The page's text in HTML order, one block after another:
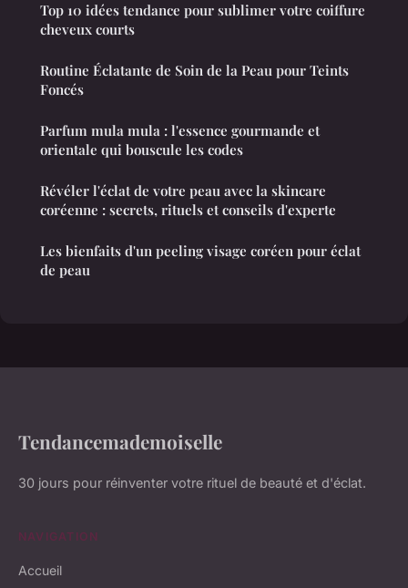
Top 10 idées tendance pour sublimer votre coiffure
cheveux courts
Routine Éclatante de Soin de la Peau pour Teints
Foncés
Parfum mula mula : l'essence gourmande et
orientale qui bouscule les codes
Révéler l'éclat de votre peau avec la skincare
coréenne : secrets, rituels et conseils d'experte
Les bienfaits d'un peeling visage coréen pour éclat
de peau
Tendancemademoiselle
30 jours pour réinventer votre rituel de beauté et d'éclat.
NAVIGATION
Accueil